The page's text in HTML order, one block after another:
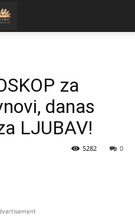
za
danas
LJUBAV!
0
5282